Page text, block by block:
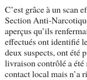
C’est grâce à un scan
Section Anti-
aperçus qu’ils
effectués ont identifié
deux suspects, ont été
livraison contrôlé a
contact local mais n’a